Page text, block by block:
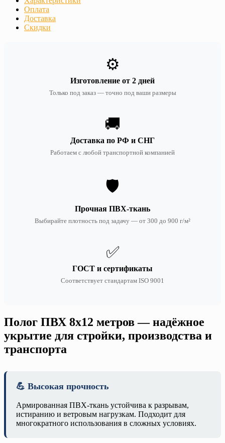
Оплата
Доставка
Скидки
⚙️
Изготовление от 2 дней
Только под заказ — точно под ваши размеры
🚚
Доставка по РФ и СНГ
Работаем с любой транспортной компанией
🛡️
Прочная ПВХ-ткань
Выбирайте плотность под задачу — от 300 до 900 г/м²
✅
ГОСТ и сертификаты
Соответствует стандартам ISO 9001
Полог ПВХ 8х12 метров — надёжное
укрытие для стройки, производства и
транспорта
💪 Высокая прочность
Армированная ПВХ-ткань устойчива к разрывам,
истиранию и ветровым нагрузкам. Подходит для
многократного использования в сложных условиях.